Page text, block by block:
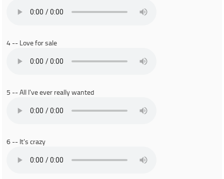
4 -- Love for sale
5 -- All I've ever really wanted
6 -- It's crazy